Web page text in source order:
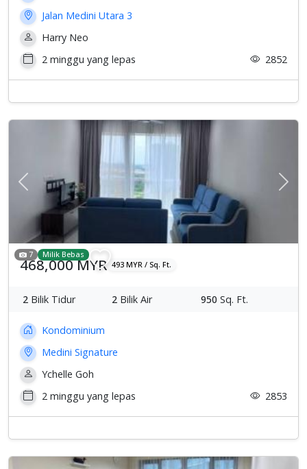
Jalan Medini Utara 3
Harry Neo
2 minggu yang lepas
2852
Previous
7 Milik Bebas
468,000 MYR 493 MYR / Sq. Ft.
2 Bilik Tidur 2 Bilik Air 950 Sq. Ft.
Kondominium
Medini Signature
Ychelle Goh
2 minggu yang lepas
2853